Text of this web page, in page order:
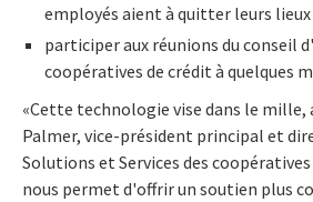
employés aient à quitter leurs
participer aux réunions du conseil
coopératives de crédit à quelques
«Cette technologie vise dans le mille,
Palmer, vice-président principal et
Solutions et Services des
nous permet d'offrir un soutien plus